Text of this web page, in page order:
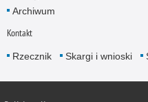
Archiwum
Kontakt
Rzecznik Skargi i wnioski